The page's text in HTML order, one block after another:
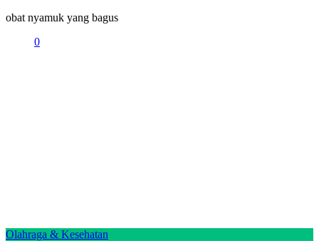
obat nyamuk yang bagus
0
Olahraga & Kesehatan